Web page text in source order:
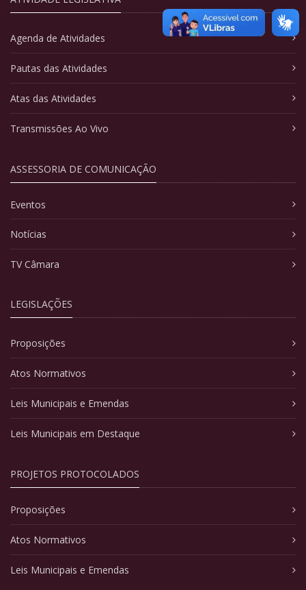
Agenda de Atividades
Pautas das Atividades
Atas das Atividades
Transmissões Ao Vivo
ASSESSORIA DE COMUNICAÇÃO
Eventos
Notícias
TV Câmara
LEGISLAÇÕES
Proposições
Atos Normativos
Leis Municipais e Emendas
Leis Municipais em Destaque
PROJETOS PROTOCOLADOS
Proposições
Atos Normativos
Leis Municipais e Emendas